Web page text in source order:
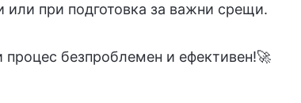
или при подготовка за важни срещи.
безпроблемен и ефективен!🚀